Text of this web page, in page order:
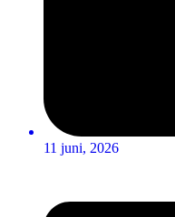
11 juni, 2026